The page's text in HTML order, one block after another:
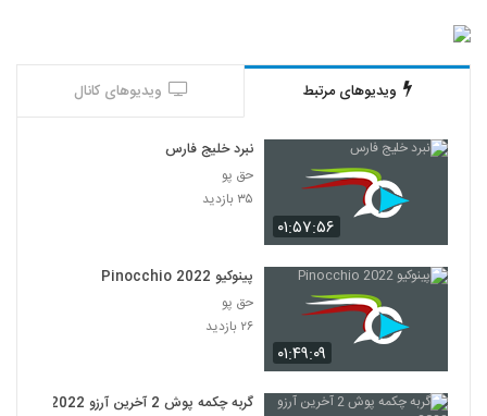
ویدیوهای مرتبط ویدیوهای کانال
۰۱:۵۷:۵۶
نبرد خلیج فارس
حق پو
۳۵ بازدید
۰۱:۴۹:۰۹
پینوکیو Pinocchio 2022
حق پو
۲۶ بازدید
گربه چکمه پوش 2 آخرین آرزو 2022